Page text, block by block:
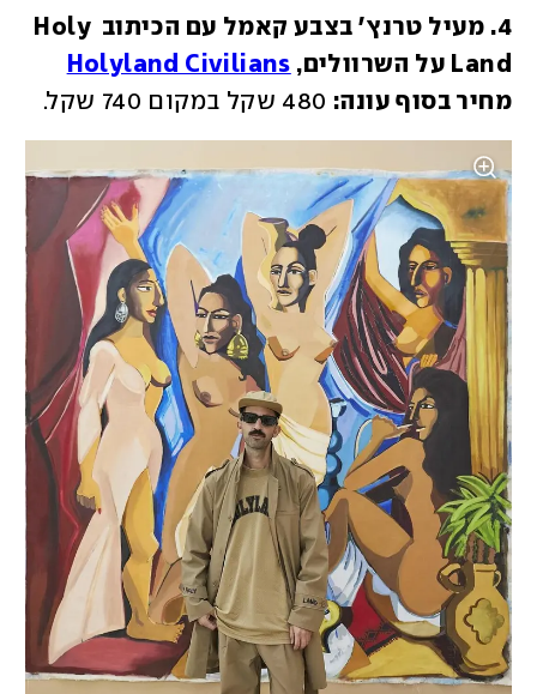
4. מעיל טרנץ' בצבע קאמל עם הכיתוב Holy
Land על השרוולים,
Holyland Civilians
מחיר בסוף עונה: